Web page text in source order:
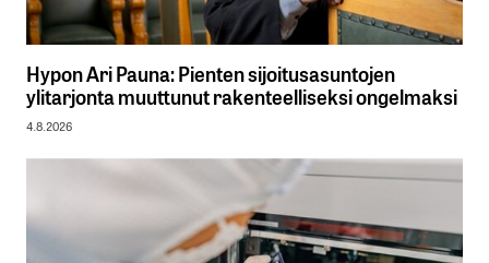
Hypon Ari Pauna: Pienten sijoitusasuntojen
ylitarjonta muuttunut rakenteelliseksi ongelmaksi
4.8.2026